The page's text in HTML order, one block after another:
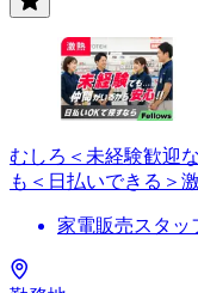
むしろ＜未経験歓迎
も＜日払いできる＞
家電販売スタッ